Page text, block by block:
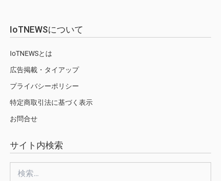
IoTNEWSについて
IoTNEWSとは
広告掲載・タイアップ
プライバシーポリシー
特定商取引法に基づく表示
お問合せ
サイト内検索